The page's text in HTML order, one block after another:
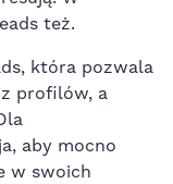
też.
która pozwala
profilów, a
aby mocno
w swoich